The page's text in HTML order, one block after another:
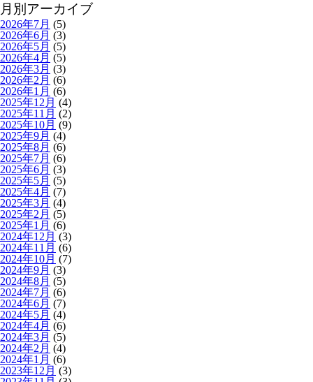
月別アーカイブ
2026年7月 (5)
2026年6月 (3)
2026年5月 (5)
2026年4月 (5)
2026年3月 (3)
2026年2月 (6)
2026年1月 (6)
2025年12月 (4)
2025年11月 (2)
2025年10月 (9)
2025年9月 (4)
2025年8月 (6)
2025年7月 (6)
2025年6月 (3)
2025年5月 (5)
2025年4月 (7)
2025年3月 (4)
2025年2月 (5)
2025年1月 (6)
2024年12月 (3)
2024年11月 (6)
2024年10月 (7)
2024年9月 (3)
2024年8月 (5)
2024年7月 (6)
2024年6月 (7)
2024年5月 (4)
2024年4月 (6)
2024年3月 (5)
2024年2月 (4)
2024年1月 (6)
2023年12月 (3)